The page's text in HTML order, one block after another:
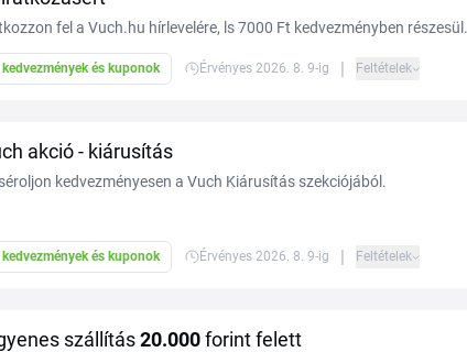
fel a Vuch.hu hírlevelére, ls 7000 Ft kedvezményben részesül.
kedvező árakon még ma a Tiplinoval.
kedvezmények és kuponok Érvényes 2026. 8. 9-ig | Feltételek
akció - kiárusítás
kedvezményesen a Vuch Kiárusítás szekciójából.
kedvezmények és kuponok Érvényes 2026. 8. 9-ig | Feltételek
szállítás20.000forint felett